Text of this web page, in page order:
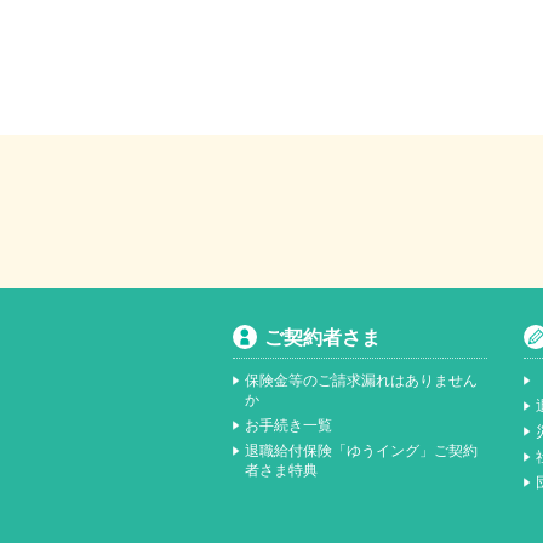
ご契約者さま
保険金等のご請求漏れはありません
か
お手続き一覧
退職給付保険「ゆうイング」ご契約
者さま特典